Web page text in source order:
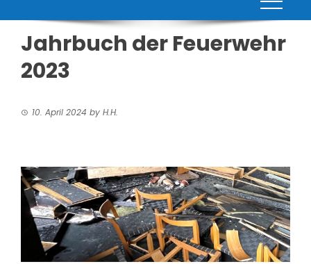
Jahrbuch der Feuerwehr
2023
10. April 2024 by H.H.